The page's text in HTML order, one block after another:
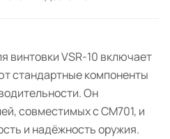
винтовки VSR-10 включает
стандартные компоненты
Он
совместимых с CM701, и
и надёжность оружия.